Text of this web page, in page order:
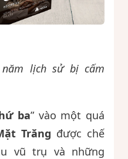
lịch sử bị cấm
ba” vào một quá
Trăng được chế
vũ trụ và những